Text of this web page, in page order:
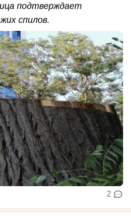
подтверждает
спилов.
2